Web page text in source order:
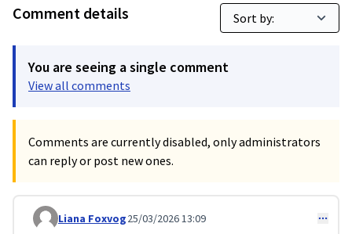
Comment details
You are seeing a single comment
View all comments
Comments are currently disabled, only administrators
can reply or post new ones.
Comment 752 (reply to comment 710)
Liana Foxvog25/03/2026 13:09